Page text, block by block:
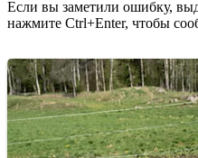
Если вы заметили ошибку,
нажмите Ctrl+Enter, чтобы